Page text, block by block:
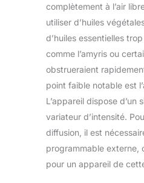
complètement à l’air
utiliser d’huiles
d’huiles essentielles
comme l’amyris ou
obstrueraient
point faible notable est
L’appareil dispose
variateur d’intensité.
diffusion, il est
programmable externe,
pour un appareil de